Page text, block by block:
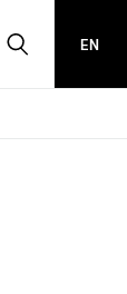
HLEDAT
EN